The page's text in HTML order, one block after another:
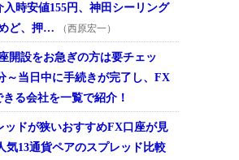
入時安値155円、神田シーリング
ど、押…
（西原宏一）
開設をお急ぎの方は要チェッ
～当日中に手続きが完了し、FX
る会社を一覧で紹介！
ッドが狭いおすすめFX口座が見
気13通貨ペアのスプレッド比較